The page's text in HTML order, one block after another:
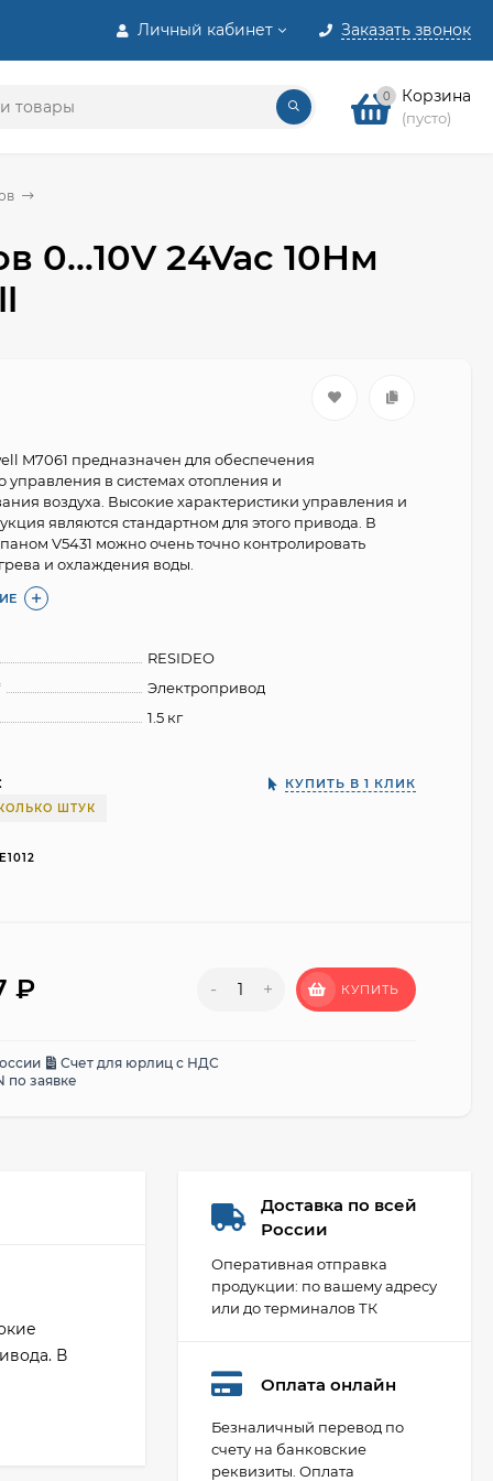
Личный кабинет Заказать звонок
0 Корзина
(пусто)
0...10V 24Vac 10Нм
M7061 предназначен для обеспечения
управления в системах отопления и
воздуха. Высокие характеристики управления и
являются стандартном для этого привода. В
V5431 можно очень точно контролировать
и охлаждения воды.
RESIDEO
Электропривод
1.5 кг
ШТУК
КУПИТЬ В 1 КЛИК
₽ - + КУПИТЬ
Счет для юрлиц с НДС
по заявке
В
Доставка по всей
России
Оперативная отправка
продукции: по вашему адресу
или до терминалов ТК
Оплата онлайн
Безналичный перевод по
счету на банковские
реквизиты. Оплата